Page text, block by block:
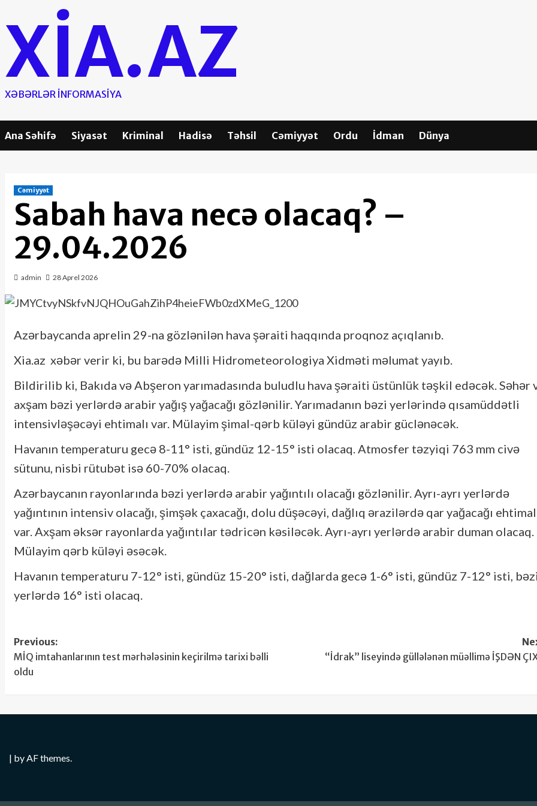
content
XIA.AZ
XƏBƏRLƏR INFORMASIYA
Ana Səhifə Siyasət Kriminal Hadisə Təhsil Cəmiyyət Ordu İdman Dünya
Cəmiyyət
Sabah hava necə olacaq? –
29.04.2026
admin 28 Aprel 2026
Azərbaycanda aprelin 29-na gözlənilən hava şəraiti haqqında proqnoz açıqlanıb.
Xia.az xəbər verir ki, bu barədə Milli Hidrometeorologiya Xidməti məlumat yayıb.
Bildirilib ki, Bakıda və Abşeron yarımadasında buludlu hava şəraiti üstünlük təşkil edəcək. Səhər
axşam bəzi yerlərdə arabir yağış yağacağı gözlənilir. Yarımadanın bəzi yerlərində qısamüddətli
intensivləşəcəyi ehtimalı var. Mülayim şimal-qərb küləyi gündüz arabir güclənəcək.
Havanın temperaturu gecə 8-11° isti, gündüz 12-15° isti olacaq. Atmosfer təzyiqi 763 mm civə
sütunu, nisbi rütubət isə 60-70% olacaq.
Azərbaycanın rayonlarında bəzi yerlərdə arabir yağıntılı olacağı gözlənilir. Ayrı-ayrı yerlərdə
yağıntının intensiv olacağı, şimşək çaxacağı, dolu düşəcəyi, dağlıq ərazilərdə qar yağacağı
var. Axşam əksər rayonlarda yağıntılar tədricən kəsiləcək. Ayrı-ayrı yerlərdə arabir duman olacaq.
Mülayim qərb küləyi əsəcək.
Havanın temperaturu 7-12° isti, gündüz 15-20° isti, dağlarda gecə 1-6° isti, gündüz 7-12° isti,
yerlərdə 16° isti olacaq.
Post
navigation
Previous:
MİQ imtahanlarının test mərhələsinin keçirilmə tarixi bəlli
oldu
“İdrak” liseyində güllələnən müəllimə İŞDƏN
| by AF themes.